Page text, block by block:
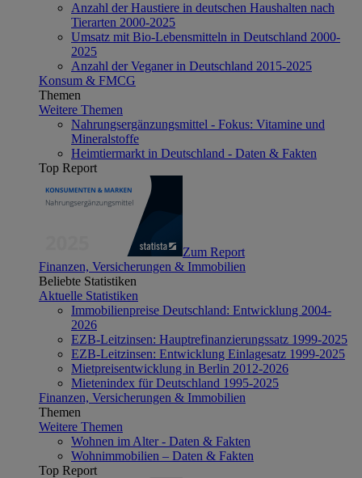
Anzahl der Haustiere in deutschen Haushalten nach
Tierarten 2000-2025
Umsatz mit Bio-Lebensmitteln in Deutschland 2000-
2025
Anzahl der Veganer in Deutschland 2015-2025
Konsum & FMCG
Themen
Weitere Themen
Nahrungsergänzungsmittel - Fokus: Vitamine und
Mineralstoffe
Heimtiermarkt in Deutschland - Daten & Fakten
Top Report
Zum Report
Finanzen, Versicherungen & Immobilien
Beliebte Statistiken
Aktuelle Statistiken
Immobilienpreise Deutschland: Entwicklung 2004-
2026
EZB-Leitzinsen: Hauptrefinanzierungssatz 1999-2025
EZB-Leitzinsen: Entwicklung Einlagesatz 1999-2025
Mietpreisentwicklung in Berlin 2012-2026
Mietenindex für Deutschland 1995-2025
Finanzen, Versicherungen & Immobilien
Themen
Weitere Themen
Wohnen im Alter - Daten & Fakten
Wohnimmobilien – Daten & Fakten
Top Report